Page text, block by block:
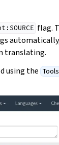
flag.
translating.
using the Tools